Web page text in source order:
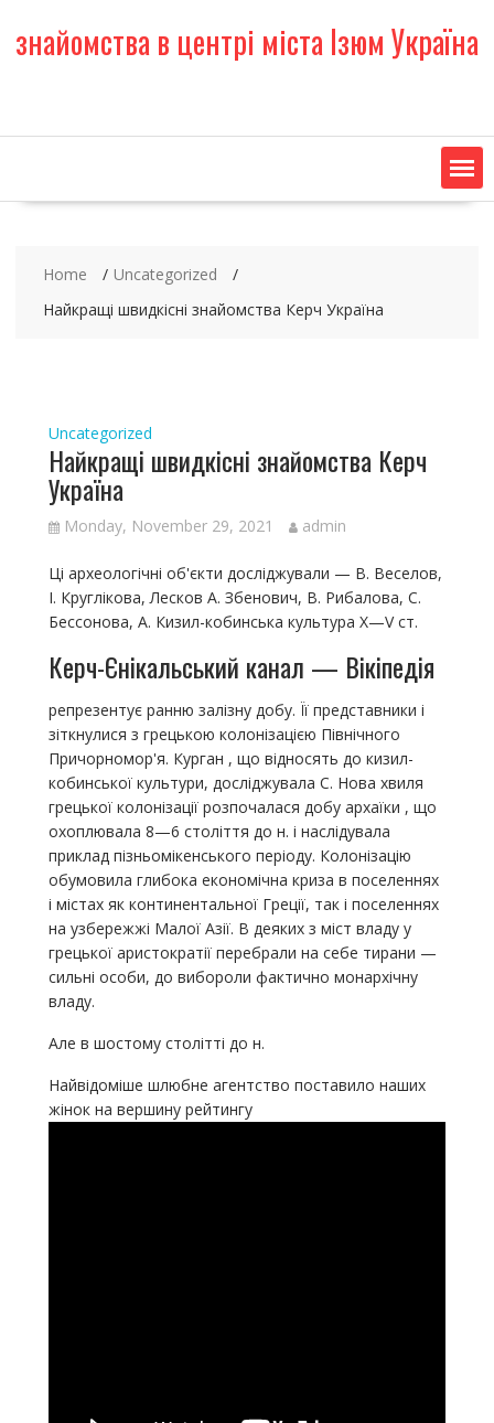
o
n
знайомства в центрі міста Ізюм Україна
Home
Uncategorized
Найкращі швидкісні знайомства Керч Україна
Uncategorized
Найкращі швидкісні знайомства Керч
Україна
Monday, November 29, 2021 admin
Ці археологічні об'єкти досліджували — В. Веселов,
І. Круглікова, Лесков А. Збенович, В. Рибалова, С.
Бессонова, А. Кизил-кобинська культура Х—V ст.
Керч-Єнікальський канал — Вікіпедія
репрезентує ранню залізну добу. Її представники і
зіткнулися з грецькою колонізацією Північного
Причорномор'я. Курган , що відносять до кизил-
кобинської культури, досліджувала С. Нова хвиля
грецької колонізації розпочалася добу архаїки , що
охоплювала 8—6 століття до н. і наслідувала
приклад пізньомікенського періоду. Колонізацію
обумовила глибока економічна криза в поселеннях
і містах як континентальної Греції, так і поселеннях
на узбережжі Малої Азії. В деяких з міст владу у
грецької аристократії перебрали на себе тирани —
сильні особи, до вибороли фактично монархічну
владу.
Але в шостому столітті до н.
Найвідоміше шлюбне агентство поставило наших
жінок на вершину рейтингу